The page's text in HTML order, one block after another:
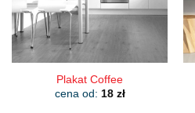
na
stronie
produktu
Plakat Coffee
cena od: 18 zł